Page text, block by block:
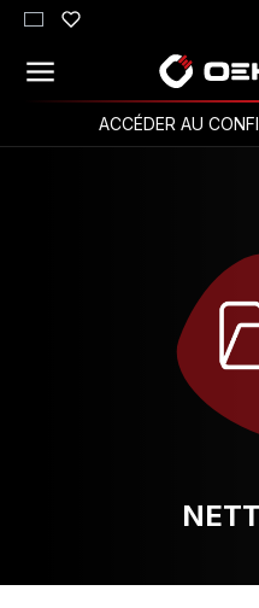
Passer au contenu principal
ACCÉDER AU